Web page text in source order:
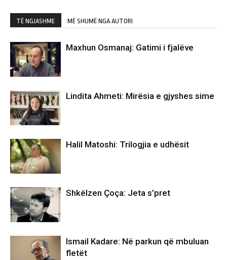
TË NGJASHME MË SHUMË NGA AUTORI
Maxhun Osmanaj: Gatimi i fjalëve
Lindita Ahmeti: Mirësia e gjyshes sime
Halil Matoshi: Trilogjia e udhësit
Shkëlzen Çoça: Jeta s’pret
Ismail Kadare: Në parkun që mbuluan
fletët